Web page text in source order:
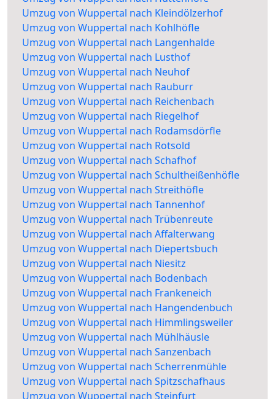
Umzug von Wuppertal nach Kleindölzerhof
Umzug von Wuppertal nach Kohlhöfle
Umzug von Wuppertal nach Langenhalde
Umzug von Wuppertal nach Lusthof
Umzug von Wuppertal nach Neuhof
Umzug von Wuppertal nach Rauburr
Umzug von Wuppertal nach Reichenbach
Umzug von Wuppertal nach Riegelhof
Umzug von Wuppertal nach Rodamsdörfle
Umzug von Wuppertal nach Rotsold
Umzug von Wuppertal nach Schafhof
Umzug von Wuppertal nach Schultheißenhöfle
Umzug von Wuppertal nach Streithöfle
Umzug von Wuppertal nach Tannenhof
Umzug von Wuppertal nach Trübenreute
Umzug von Wuppertal nach Affalterwang
Umzug von Wuppertal nach Diepertsbuch
Umzug von Wuppertal nach Niesitz
Umzug von Wuppertal nach Bodenbach
Umzug von Wuppertal nach Frankeneich
Umzug von Wuppertal nach Hangendenbuch
Umzug von Wuppertal nach Himmlingsweiler
Umzug von Wuppertal nach Mühlhäusle
Umzug von Wuppertal nach Sanzenbach
Umzug von Wuppertal nach Scherrenmühle
Umzug von Wuppertal nach Spitzschafhaus
Umzug von Wuppertal nach Steinfurt